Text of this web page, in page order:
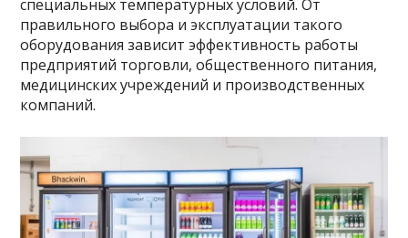
специальных температурных условий. От
правильного выбора и эксплуатации такого
оборудования зависит эффективность работы
предприятий торговли, общественного питания,
медицинских учреждений и производственных
компаний.